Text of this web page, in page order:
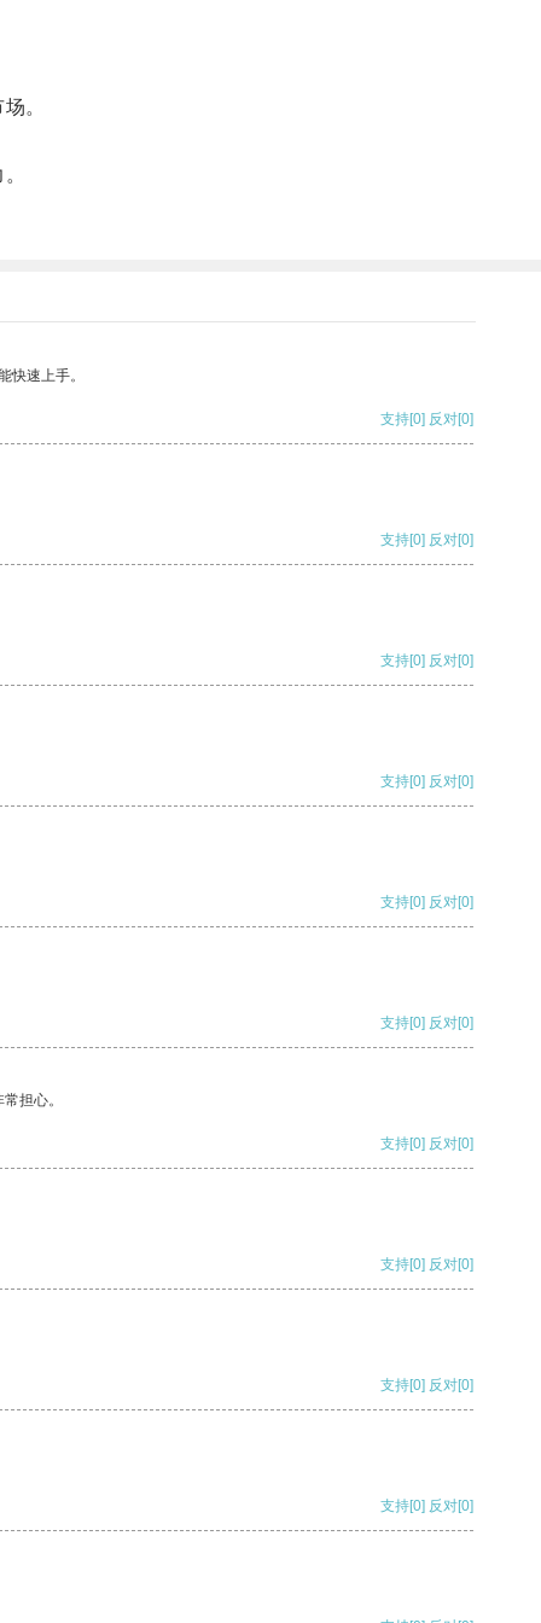
。
快速上手。
支持[0] 反对[0]
支持[0] 反对[0]
支持[0] 反对[0]
支持[0] 反对[0]
支持[0] 反对[0]
支持[0] 反对[0]
担心。
支持[0] 反对[0]
支持[0] 反对[0]
支持[0] 反对[0]
支持[0] 反对[0]